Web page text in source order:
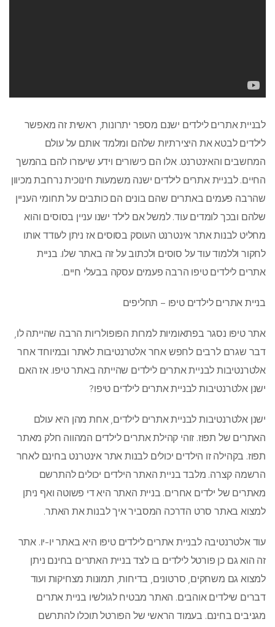
לבניית אתרים לילדים ישנם מספר יתרונות, ראשית זה מאפשר
לילדים לבטא את היצירתיות שלהם ומלמד אותם על עולם
המחשבים והאינטרנט. אלו הם כישורים וידע שיעזרו להם בהמשך
החיים. לבניית אתרים לילדים ישנה משמעות חינוכית נרחבת מכיוון
שהרבה פעמים באתרים שהם בונים הם כותבים על תחומי העניין
שלהם ובכך לומדים עוד. למשל אם לילד ישנו עניין בסוסים והוא
מחליט לבנות אתר אינטרנט העוסק בסוסים אז ניתן לעודד אותו
לחקור וללמוד עוד על סוסים ולכתוב על זה באתר שלו. בניית
אתרים לילדים טיפו הרבה פעמים עסקה בבעלי חיים.
בניית אתרים לילדים טיפו – תחליפים
אתר טיפו נסגר בפתאומיות למרות הפופולריות הרבה שהייתה לו,
דבר שגרם לרבים לחפש אחר אלטרנטיבות לאתר ובמיוחד אחר
אלטרנטיבות לבניית אתרים לילדים שהייתה באתר טיפו. אז האם
ישנן אלטרנטיבות לבניית אתרים לילדים טיפו?
ישנן אלטרנטיבות לבניית אתרים לילדים, אחת מהן היא עולם
האתרים של תפוז. זוהי קהילת אתרים לילדים המהווה חלק מאתר
תפוז. בקהילה זו הילדים יכולים לבנות אתר אינטרנט בחינם לאחר
הרשמה קצרה. מלבד בניית האתר הילדים יכולים להתרשם
מאתרים של ילדים אחרים. בניית האתר היא די פשוטה ואף ניתן
למצוא באתר סרט הדרכה המסביר איך לבנות את האתר.
עוד אלטרנטיבה לבניית אתרים לילדים טיפו היא באתר יו-יו. אתר
זה הוא גם כן פורטל לילדים בו לצד בניית האתרים בחינם ניתן
למצוא גם משחקים, סרטונים, בדיחות, תמונות מצחיקות ועוד
דברים שילדים אוהבים. האתר מבטיח לגולשיו בניית אתרים
מגניבים בחינם. בעמוד הראשי של הפורטל תוכלו להתרשם